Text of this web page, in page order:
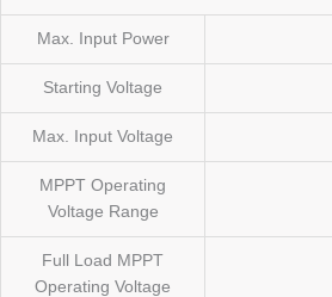
Max. Input Power
Starting Voltage
Max. Input Voltage
MPPT Operating
Voltage Range
Full Load MPPT
Operating Voltage